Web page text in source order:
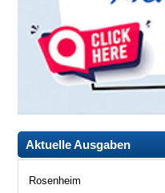
Aktuelle Ausgaben
Rosenheim